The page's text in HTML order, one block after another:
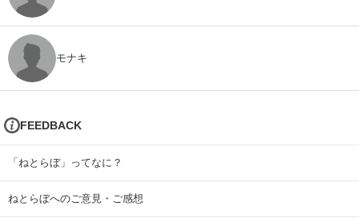
モナキ
FEEDBACK
「ねとらぼ」ってなに？
ねとらぼへのご意見・ご感想